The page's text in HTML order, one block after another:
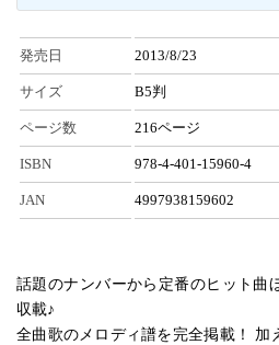
発売日 2013/8/23
サイズ B5判
ページ数 216ページ
ISBN 978-4-401-15960-4
JAN 4997938159602
話題のナンバーから定番のヒット曲
収載♪
全曲歌のメロディ譜を完全掲載！ 加